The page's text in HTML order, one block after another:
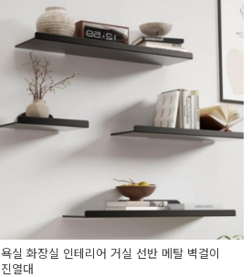
욕실 화장실 인테리어 거실 선반 메탈 벽걸이
진열대